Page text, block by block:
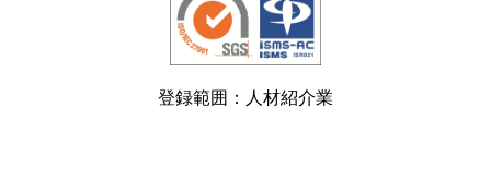
登録範囲：人材紹介業